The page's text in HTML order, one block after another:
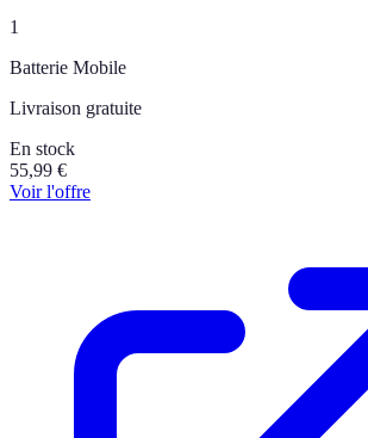
1
Batterie Mobile
Livraison gratuite
En stock
55,99 €
Voir l'offre